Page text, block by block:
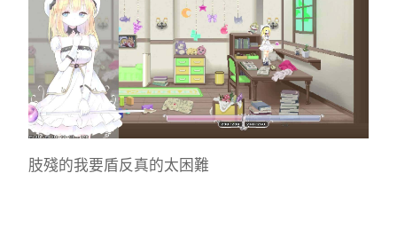
肢殘的我要盾反真的太困難